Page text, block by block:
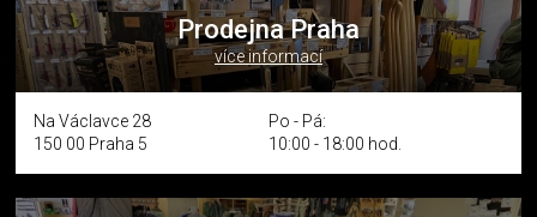
Prodejna Praha
více informací
Na Václavce 28
150 00 Praha 5
Po - Pá:
10:00 - 18:00 hod.